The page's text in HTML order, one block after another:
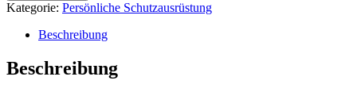
Kategorie: Persönliche Schutzausrüstung
Beschreibung
Beschreibung